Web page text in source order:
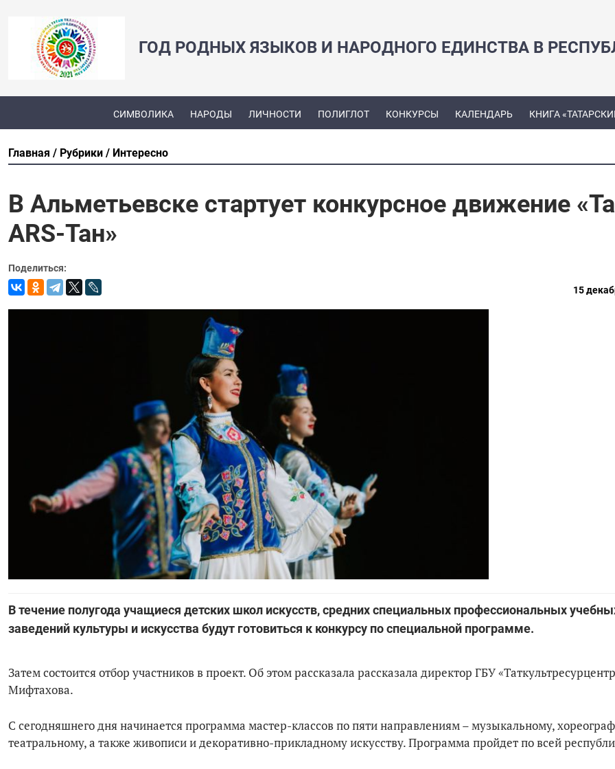
ГОД РОДНЫХ ЯЗЫКОВ И НАРОДНОГО ЕДИНСТВА В
СИМВОЛИКА НАРОДЫ ЛИЧНОСТИ ПОЛИГЛОТ КОНКУРСЫ КАЛЕНДАРЬ КНИГА
Главная Рубрики Интересно
В Альметьевске стартует конкурсное движение
АRS-Тан»
Поделиться:
15
В течение полугода учащиеся детских школ искусств, средних специальных профессиональных
заведений культуры и искусства будут готовиться к конкурсу по специальной программе.
Затем состоится отбор участников в проект. Об этом рассказала рассказала директор ГБУ
Мифтахова.
С сегодняшнего дня начинается программа мастер-классов по пяти направлениям – музыкальному,
театральному, а также живописи и декоративно-прикладному искусству. Программа пройдет по всей